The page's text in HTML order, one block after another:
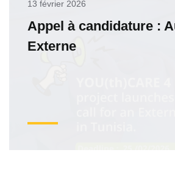
13 février 2026
Appel à candidature :
Externe